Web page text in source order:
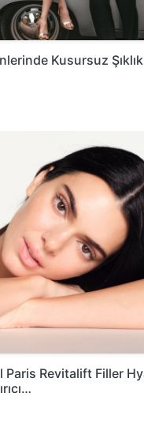
Kusursuz Şıklık
Paris Revitalift Filler